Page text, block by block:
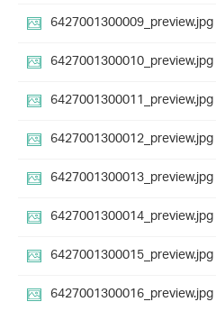
6427001300009_preview.jpg
6427001300010_preview.jpg
6427001300011_preview.jpg
6427001300012_preview.jpg
6427001300013_preview.jpg
6427001300014_preview.jpg
6427001300015_preview.jpg
6427001300016_preview.jpg